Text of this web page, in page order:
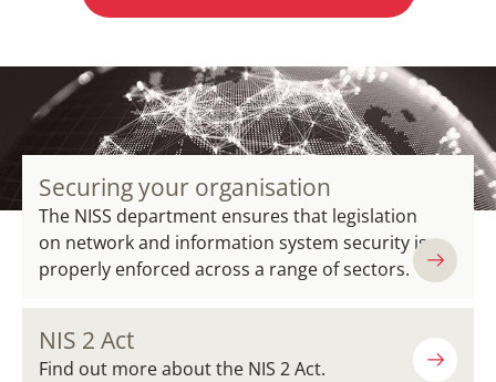
Securing your organisation
The NISS department ensures that legislation
on network and information system security is
properly enforced across a range of sectors.
NIS 2 Act
Find out more about the NIS 2 Act.